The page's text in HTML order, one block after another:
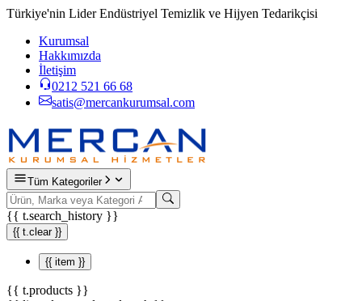
Türkiye'nin Lider Endüstriyel Temizlik ve Hijyen Tedarikçisi
Kurumsal
Hakkımızda
İletişim
0212 521 66 68
satis@mercankurumsal.com
Tüm Kategoriler
{{ t.search_history }}
{{ t.clear }}
{{ item }}
{{ t.products }}